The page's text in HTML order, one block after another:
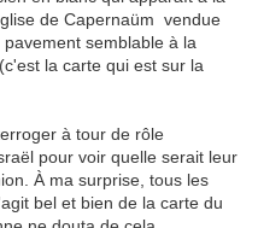
de Capernaüm vendue
semblable à la
la carte qui est sur la
à tour de rôle
pour voir quelle serait leur
À ma surprise, tous les
bel et bien de la carte du